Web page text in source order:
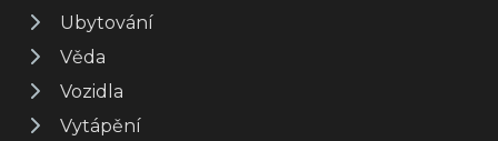
Ubytování
Věda
Vozidla
Vytápění